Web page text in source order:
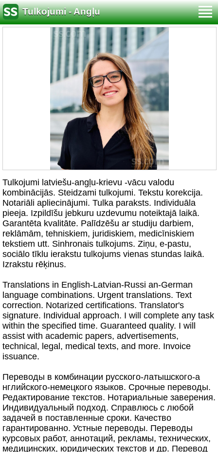
Tulkojumi - Angļu
Tulkojumi latviešu-angļu-krievu -vācu valodu
kombinācijās. Steidzami tulkojumi. Tekstu korekcija.
Notariāli apliecinājumi. Tulka paraksts. Individuāla
pieeja. Izpildīšu jebkuru uzdevumu noteiktajā laikā.
Garantēta kvalitāte. Palīdzēšu ar studiju darbiem,
reklāmām, tehniskiem, juridiskiem, medicīniskiem
tekstiem utt. Sinhronais tulkojums. Ziņu, e-pastu,
sociālo tīklu ierakstu tulkojums vienas stundas laikā.
Izrakstu rēķinus.
Translations in English-Latvian-Russi an-German
language combinations. Urgent translations. Text
correction. Notarized certifications. Translator's
signature. Individual approach. I will complete any task
within the specified time. Guaranteed quality. I will
assist with academic papers, advertisements,
technical, legal, medical texts, and more. Invoice
issuance.
Переводы в комбинации русского-латышского-а
нглийского-немецкого языков. Срочные переводы.
Редактирование текстов. Нотариальные заверения.
Индивидуальный подход. Справлюсь с любой
задачей в поставленные сроки. Качество
гарантированно. Устные переводы. Переводы
курсовых работ, аннотаций, рекламы, технических,
медицинских, юридических текстов и др. Перевод